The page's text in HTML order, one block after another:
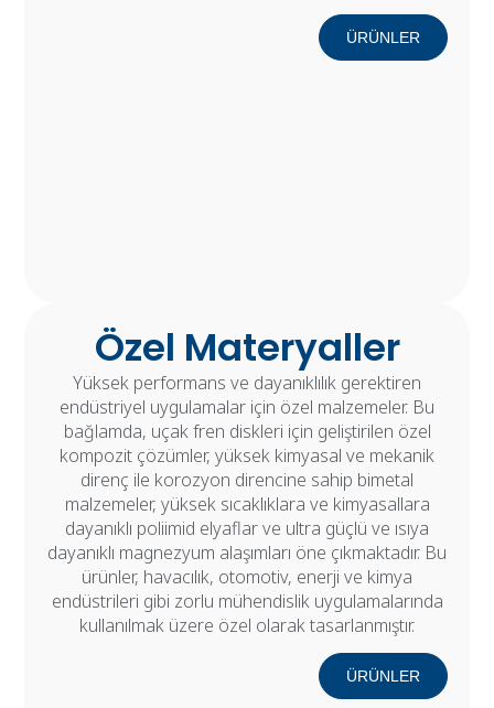
ÜRÜNLER
Özel Materyaller
Yüksek performans ve dayanıklılık gerektiren
endüstriyel uygulamalar için özel malzemeler. Bu
bağlamda, uçak fren diskleri için geliştirilen özel
kompozit çözümler, yüksek kimyasal ve mekanik
direnç ile korozyon direncine sahip bimetal
malzemeler, yüksek sıcaklıklara ve kimyasallara
dayanıklı poliimid elyaflar ve ultra güçlü ve ısıya
dayanıklı magnezyum alaşımları öne çıkmaktadır. Bu
ürünler, havacılık, otomotiv, enerji ve kimya
endüstrileri gibi zorlu mühendislik uygulamalarında
kullanılmak üzere özel olarak tasarlanmıştır.
ÜRÜNLER